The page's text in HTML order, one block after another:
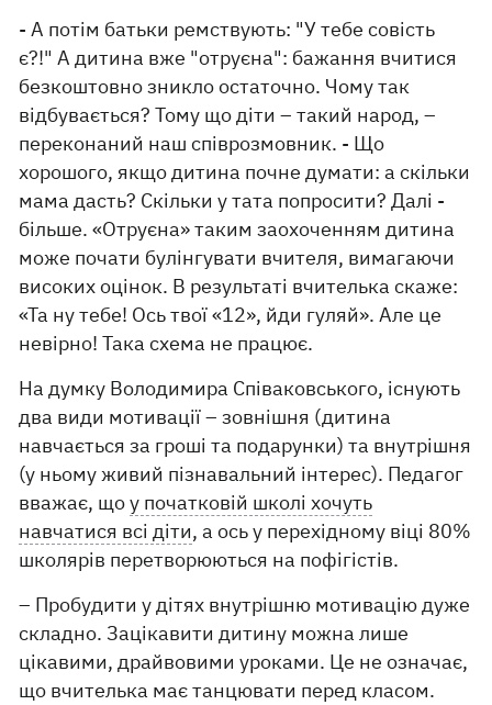
- А потім батьки ремствують: "У тебе совість
є?!" А дитина вже "отруєна": бажання вчитися
безкоштовно зникло остаточно. Чому так
відбувається? Тому що діти – такий народ, –
переконаний наш співрозмовник. - Що
хорошого, якщо дитина почне думати: а скільки
мама дасть? Скільки у тата попросити? Далі -
більше. «Отруєна» таким заохоченням дитина
може почати булінгувати вчителя, вимагаючи
високих оцінок. В результаті вчителька скаже:
«Та ну тебе! Ось твої «12», йди гуляй». Але це
невірно! Така схема не працює.
На думку Володимира Співаковського, існують
два види мотивації – зовнішня (дитина
навчається за гроші та подарунки) та внутрішня
(у ньому живий пізнавальний інтерес). Педагог
вважає, щоу початковій школі хочуть
навчатися всі діти, а ось у перехідному віці 80%
школярів перетворюються на пофігістів.
– Пробудити у дітях внутрішню мотивацію дуже
складно. Зацікавити дитину можна лише
цікавими, драйвовими уроками. Це не означає,
що вчителька має танцювати перед класом.